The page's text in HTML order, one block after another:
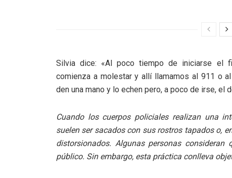
Silvia dice: «Al poco tiempo de iniciarse el
comienza a molestar y allí llamamos al 911 o
den una mano y lo echen pero, a poco de irse, el
Cuando los cuerpos policiales realizan una
suelen ser sacados con sus rostros tapados o,
distorsionados. Algunas personas
público. Sin embargo, esta práctica conlleva